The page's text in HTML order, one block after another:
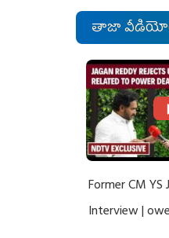
తాజా
Former CM YS
Interview |